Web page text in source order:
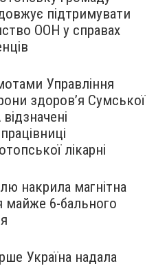
підтримувати
ООН у справах
Управління
здоров’я Сумської
лікарні
накрила магнітна
майже 6-бального
Україна надала